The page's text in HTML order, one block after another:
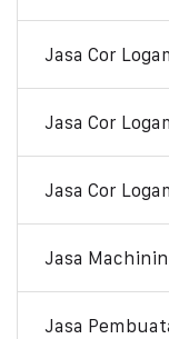
Jasa Cor
Jasa Cor
Jasa Cor
Jasa
Jasa